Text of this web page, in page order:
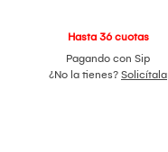
Hasta 36 cuotas
Pagando con Sip
¿No la tienes? Solicítala